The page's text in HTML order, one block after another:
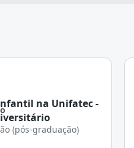
na Unifatec -
(pós-graduação)